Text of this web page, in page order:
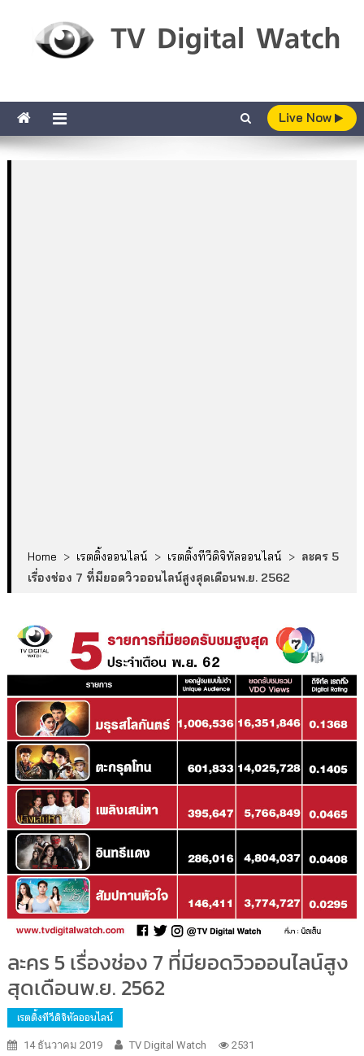
Live Now
Home > เรตติ้งออนไลน์ > เรตติ้งทีวีดิจิทัลออนไลน์ > ละคร 5
เรื่องช่อง 7 ที่มียอดวิวออนไลน์สูงสุดเดือนพ.ย. 2562
ละคร 5 เรื่องช่อง 7 ที่มียอดวิวออนไลน์สูง
สุดเดือนพ.ย. 2562
เรตติ้งทีวีดิจิทัลออนไลน์
14 ธันวาคม 2019 TV Digital Watch 2531